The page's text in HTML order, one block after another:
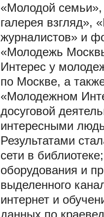
«Молодой
галерея
журналистов» и
«Молодежь
Интерес у
по Москве, а
«Молодежном
досуговой
интересными
Результатами
сети в
оборудования и
выделенного
интернет и
данных по